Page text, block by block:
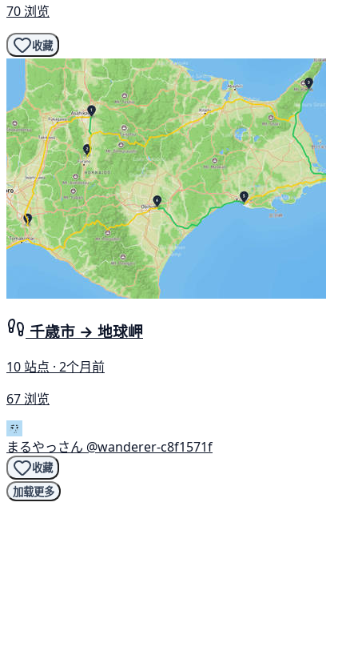
70 浏览
收藏
千歳市 → 地球岬
10 站点 · 2个月前
67 浏览
まるやっさん @wanderer-c8f1571f
收藏
加载更多